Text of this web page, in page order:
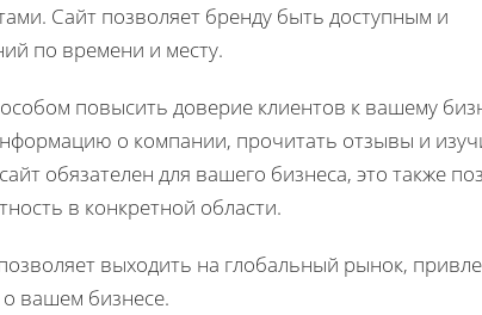
Сайт позволяет бренду быть доступным и
по времени и месту.
повысить доверие клиентов к вашему
о компании, прочитать отзывы и
обязателен для вашего бизнеса, это также
в конкретной области.
выходить на глобальный рынок,
вашем бизнесе.